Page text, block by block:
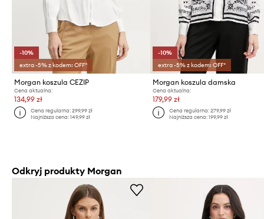
-10%
extra -5% z kodem: OFF*
Morgan koszula CEZIP
Cena aktualna:
134,99 zł
Cena regularna:299,99 zł
Najniższa cena:149,99 zł
-10%
extra -5% z kodem: OFF*
Morgan koszula damska
Cena aktualna:
179,99 zł
Cena regularna: 279,99 zł
Najniższa cena: 199,99 zł
Odkryj produkty Morgan